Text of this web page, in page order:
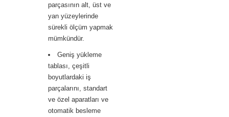
parçasının alt, üst ve
yan yüzeylerinde
sürekli ölçüm yapmak
mümkündür.
Geniş yükleme
tablası, çeşitli
boyutlardaki iş
parçalarını, standart
ve özel aparatları ve
otomatik besleme